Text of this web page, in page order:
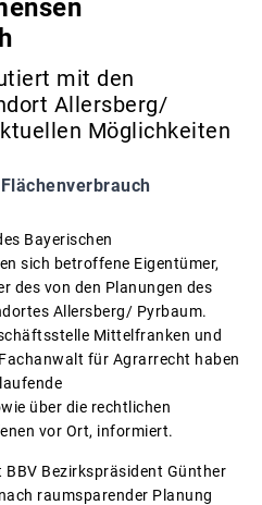
mit den
Allersberg/
Möglichkeiten
Bayerischen
sich betroffene Eigentümer,
des von den Planungen des
Allersberg/ Pyrbaum.
Mittelfranken und
für Agrarrecht haben
über die rechtlichen
vor Ort, informiert.
Bezirkspräsident Günther
raumsparender Planung